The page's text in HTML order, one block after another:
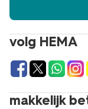
volg HEMA
makkelijk